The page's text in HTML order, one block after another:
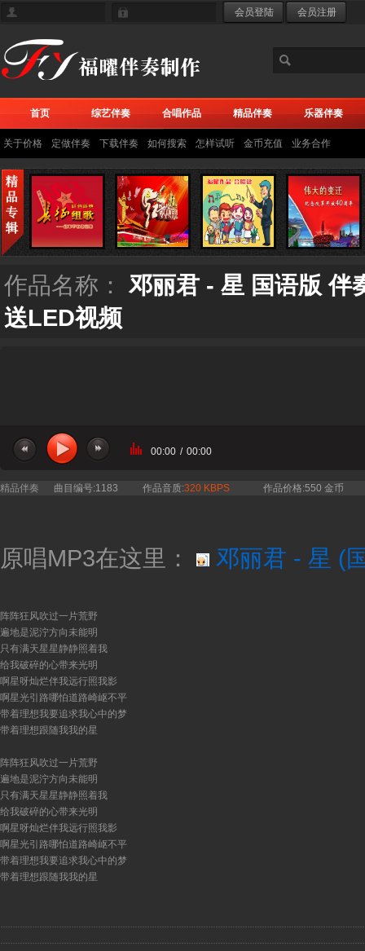
首页 综艺伴奏 合唱作品 精品伴奏 乐器伴奏
关于价格 定做伴奏 下载伴奏 如何搜索 怎样试听 金币充值 业务合作
作品名称：邓丽君 - 星 国语版 伴
送LED视频
00:00 / 00:00
精品伴奏 曲目编号:1183 作品音质:320 KBPS 作品价格:550 金币
原唱MP3在这里： 邓丽君 - 星 (
阵阵狂风吹过一片荒野
遍地是泥泞方向未能明
只有满天星星静静照着我
给我破碎的心带来光明
啊星呀灿烂伴我远行照我影
啊星光引路哪怕道路崎岖不平
带着理想我要追求我心中的梦
带着理想跟随我我的星
阵阵狂风吹过一片荒野
遍地是泥泞方向未能明
只有满天星星静静照着我
给我破碎的心带来光明
啊星呀灿烂伴我远行照我影
啊星光引路哪怕道路崎岖不平
带着理想我要追求我心中的梦
带着理想跟随我我的星